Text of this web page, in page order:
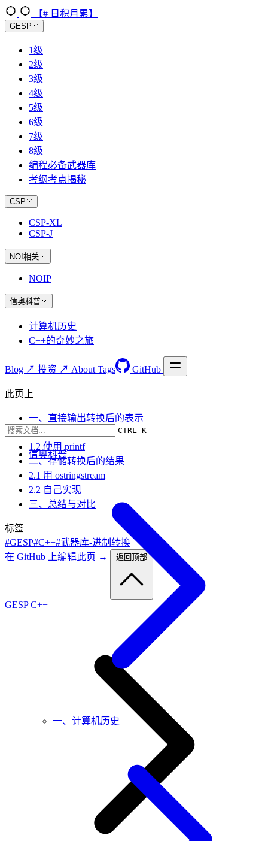
【# 日积月累】
GESP
1级
2级
3级
4级
5级
6级
7级
8级
编程必备武器库
考纲考点揭秘
CSP
CSP-XL
CSP-J
NOI相关
NOIP
信奥科普
计算机历史
C++的奇妙之旅
Blog ↗ 投资 ↗ About Tags GitHub
CTRL K
信奥科普
一、计算机历史
此页上
一、直接输出转换后的表示
1.1 使用 cout 格式化
1.2 使用 printf
二、存储转换后的结果
2.1 用 ostringstream
2.2 自己实现
三、总结与对比
标签
#GESP#C++#武器库-进制转换
在 GitHub 上编辑此页 →
返回顶部
GESP C++